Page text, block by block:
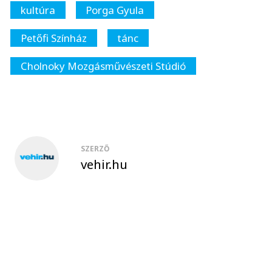
kultúra
Porga Gyula
Petőfi Színház
tánc
Cholnoky Mozgásművészeti Stúdió
SZERZŐ
vehir.hu